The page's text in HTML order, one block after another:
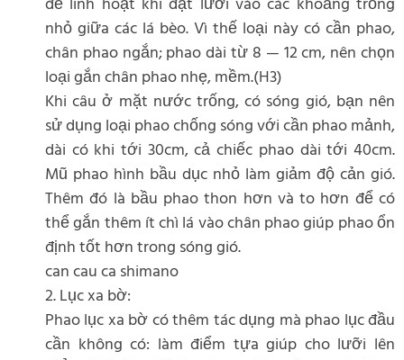
nhỏ giữa các lá bèo. Vì thế loại này có cần phao,
chân phao ngắn; phao dài từ 8 — 12 cm, nên chọn
loại gắn chân phao nhẹ, mềm.(H3)
Khi câu ở mặt nước trống, có sóng gió, bạn nên
sử dụng loại phao chống sóng với cần phao mảnh,
dài có khi tới 30cm, cả chiếc phao dài tới 40cm.
Mũ phao hình bầu dục nhỏ làm giảm độ cản gió.
Thêm đó là bầu phao thon hơn và to hơn để có
thể gắn thêm ít chì lá vào chân phao giúp phao ổn
định tốt hơn trong sóng gió.
can cau ca shimano
2. Lục xa bờ:
Phao lục xa bờ có thêm tác dụng mà phao lục đầu
cần không có: làm điểm tựa giúp cho lưỡi lên